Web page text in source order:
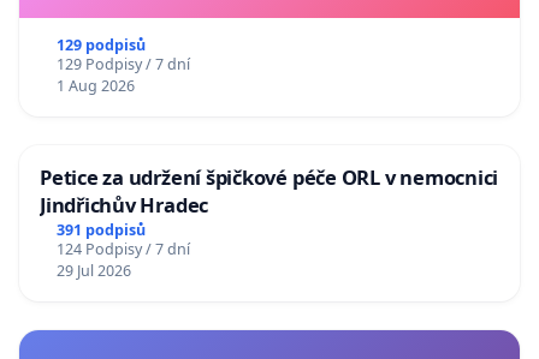
129 podpisů
129 Podpisy / 7 dní
1 Aug 2026
Petice za udržení špičkové péče ORL v nemocnici
Jindřichův Hradec
391 podpisů
124 Podpisy / 7 dní
29 Jul 2026